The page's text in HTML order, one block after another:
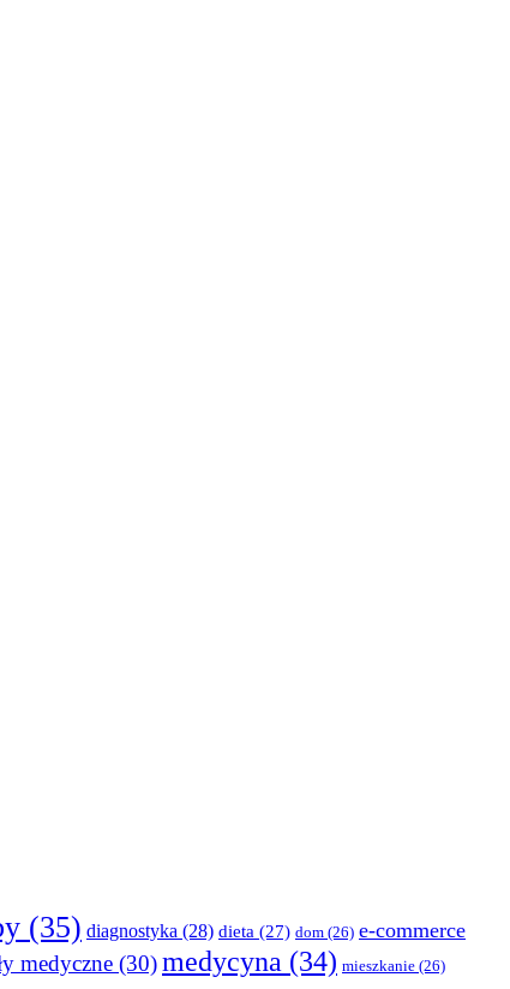
(35) diagnostyka (28) dieta (27) dom (26) e-commerce
medyczne (30)medycyna (34) mieszkanie (26)